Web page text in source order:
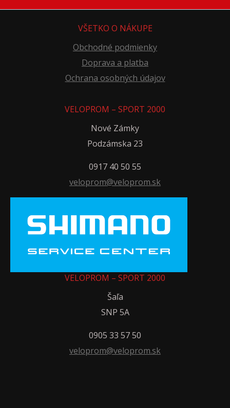
VŠETKO O NÁKUPE
Obchodné podmienky
Doprava a platba
Ochrana osobných údajov
VELOPROM – SPORT 2000
Nové Zámky
Podzámska 23
0917 40 50 55
veloprom@veloprom.sk
VELOPROM – SPORT 2000
Šaľa
SNP 5A
0905 33 57 50
veloprom@veloprom.sk